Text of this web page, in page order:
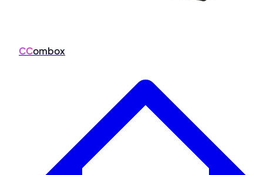
CCombox